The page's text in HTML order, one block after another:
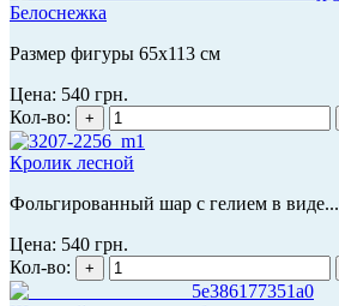
Белоснежка
Размер фигуры 65х113 см
Цена: 540 грн.
Кол-во:
Кролик лесной
Фольгированный шар с гелием в виде...
Цена: 540 грн.
Кол-во: